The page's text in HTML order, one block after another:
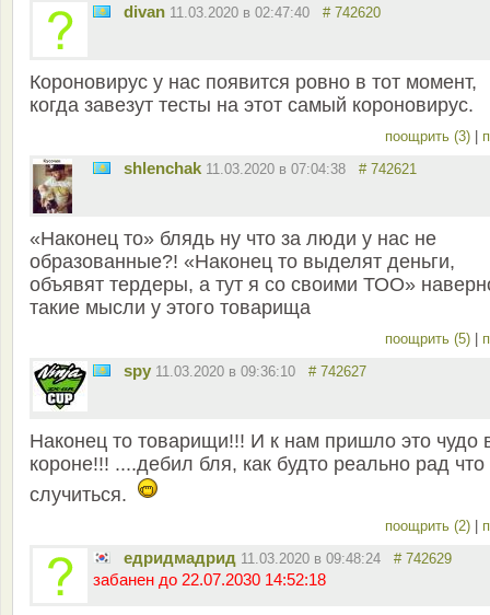
divan 11.03.2020 в 02:47:40 # 742620
Короновирус у нас появится ровно в тот момент,
когда завезут тесты на этот самый короновирус.
поощрить (3)
shlenchak 11.03.2020 в 07:04:38 # 742621
«Наконец то» блядь ну что за люди у нас не
образованные?! «Наконец то выделят деньги,
объявят тердеры, а тут я со своими ТОО»
такие мысли у этого товарища
поощрить (5)
spy 11.03.2020 в 09:36:10 # 742627
Наконец то товарищи!!! И к нам пришло это чудо
короне!!! ....дебил бля, как будто реально рад что
случиться.
поощрить (2)
едридмадрид 11.03.2020 в 09:48:24 # 742629
забанен до 22.07.2030 14:52:18